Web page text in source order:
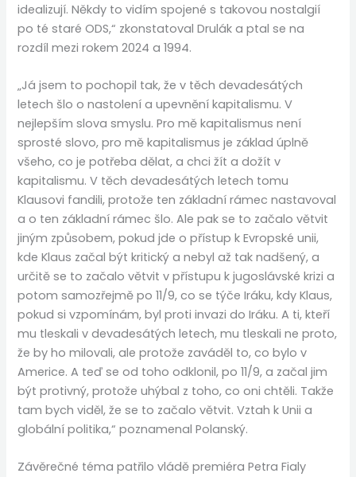
idealizují. Někdy to vidím spojené s takovou nostalgií
po té staré ODS,“ zkonstatoval Drulák a ptal se na
rozdíl mezi rokem 2024 a 1994.
„Já jsem to pochopil tak, že v těch devadesátých
letech šlo o nastolení a upevnění kapitalismu. V
nejlepším slova smyslu. Pro mě kapitalismus není
sprosté slovo, pro mě kapitalismus je základ úplně
všeho, co je potřeba dělat, a chci žít a dožít v
kapitalismu. V těch devadesátých letech tomu
Klausovi fandili, protože ten základní rámec nastavoval
a o ten základní rámec šlo. Ale pak se to začalo větvit
jiným způsobem, pokud jde o přístup k Evropské unii,
kde Klaus začal být kritický a nebyl až tak nadšený, a
určitě se to začalo větvit v přístupu k jugoslávské krizi a
potom samozřejmě po 11/9, co se týče Iráku, kdy Klaus,
pokud si vzpomínám, byl proti invazi do Iráku. A ti, kteří
mu tleskali v devadesátých letech, mu tleskali ne proto,
že by ho milovali, ale protože zaváděl to, co bylo v
Americe. A teď se od toho odklonil, po 11/9, a začal jim
být protivný, protože uhýbal z toho, co oni chtěli. Takže
tam bych viděl, že se to začalo větvit. Vztah k Unii a
globální politika,“ poznamenal Polanský.
Závěrečné téma patřilo vládě premiéra Petra Fialy